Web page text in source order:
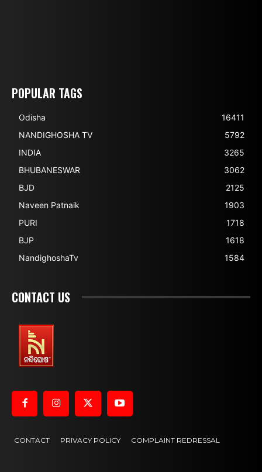
POPULAR TAGS
Odisha
16411
NANDIGHOSHA TV
5792
INDIA
3265
BHUBANESWAR
3062
BJD
2125
Naveen Patnaik
1903
PURI
1718
BJP
1618
NandighoshaTv
1584
CONTACT US
CONTACT PRIVACY POLICY COMPLAINT REDRESSAL